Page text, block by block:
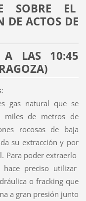
SOBRE EL
DE ACTOS DE
A LAS 10:45
gas natural que se
miles de metros de
rocosas de baja
su extracción y por
Para poder extraerlo
preciso utilizar
o fracking que
a gran presión junto